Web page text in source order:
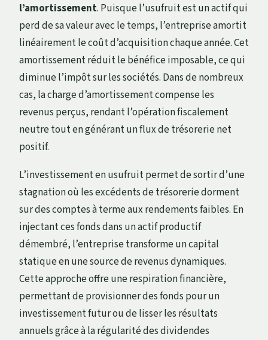
l’amortissement. Puisque l’usufruit est un actif qui
perd de sa valeur avec le temps, l’entreprise amortit
linéairement le coût d’acquisition chaque année. Cet
amortissement réduit le bénéfice imposable, ce qui
diminue l’impôt sur les sociétés. Dans de nombreux
cas, la charge d’amortissement compense les
revenus perçus, rendant l’opération fiscalement
neutre tout en générant un flux de trésorerie net
positif.
L’investissement en usufruit permet de sortir d’une
stagnation où les excédents de trésorerie dorment
sur des comptes à terme aux rendements faibles. En
injectant ces fonds dans un actif productif
démembré, l’entreprise transforme un capital
statique en une source de revenus dynamiques.
Cette approche offre une respiration financière,
permettant de provisionner des fonds pour un
investissement futur ou de lisser les résultats
annuels grâce à la régularité des dividendes